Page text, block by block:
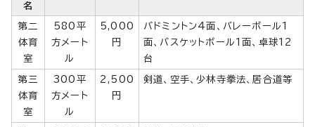
名
第二
体育
室
580平
方メート
ル
5,000
円
バドミントン4面、バレーボール1
面、バスケットボール1面、卓球12
台
第三
体育
室
300平
方メート
ル
2,500
円
剣道、空手、少林寺拳法、居合道等